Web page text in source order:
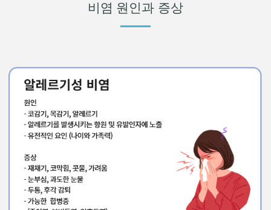
비염 원인과 증상